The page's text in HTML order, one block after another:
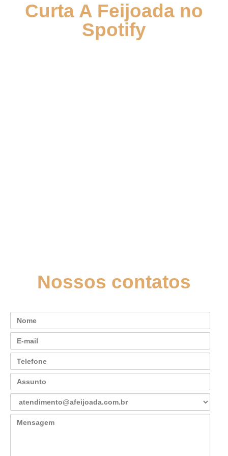
Curta A Feijoada no
Spotify
Nossos contatos